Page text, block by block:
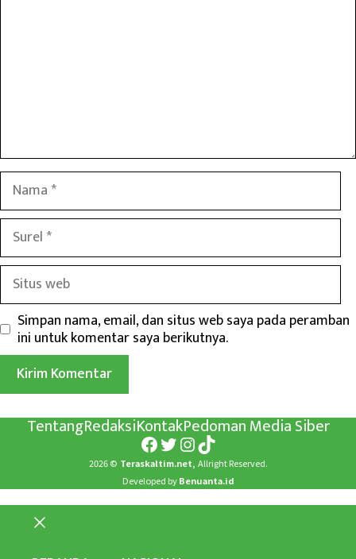
Nama
Surel
Situs
web
Simpan nama, email, dan situs web saya pada peramban
ini untuk komentar saya berikutnya.
TentangRedaksiKontakPedoman Media Siber
Facebook
Twitter
Instagram
TikTok
2026 © Teraskaltim.net, Allright Reserved.
Developed byBenuanta.id